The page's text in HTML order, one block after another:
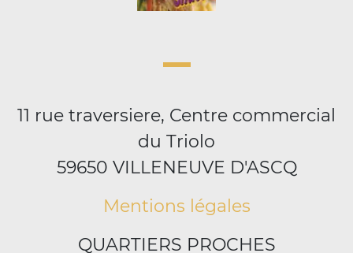
11 rue traversiere, Centre commercial
du Triolo
59650 VILLENEUVE D'ASCQ
Mentions légales
QUARTIERS PROCHES